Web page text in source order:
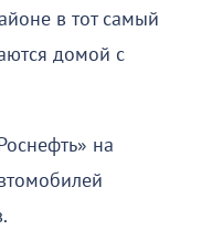
в тот самый
домой с
на